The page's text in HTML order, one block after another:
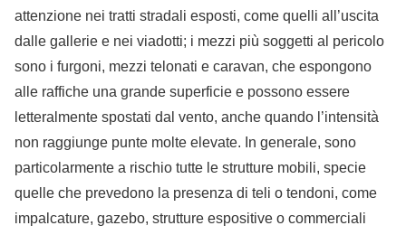
attenzione nei tratti stradali esposti, come quelli all’uscita
dalle gallerie e nei viadotti; i mezzi più soggetti al pericolo
sono i furgoni, mezzi telonati e caravan, che espongono
alle raffiche una grande superficie e possono essere
letteralmente spostati dal vento, anche quando l’intensità
non raggiunge punte molte elevate. In generale, sono
particolarmente a rischio tutte le strutture mobili, specie
quelle che prevedono la presenza di teli o tendoni, come
impalcature, gazebo, strutture espositive o commerciali